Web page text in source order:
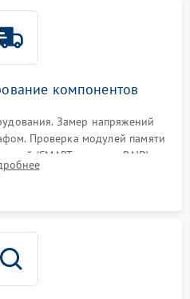
компонентов
Замер напряжений
Проверка модулей памяти
(SMART, массивы RAID)
утилитами.